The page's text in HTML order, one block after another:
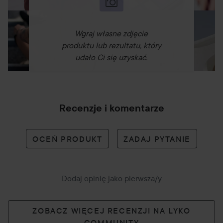
Wgraj własne zdjęcie
produktu lub rezultatu, który
udało Ci się uzyskać.
Recenzje i komentarze
OCEŃ PRODUKT ZADAJ PYTANIE
Dodaj opinię jako pierwsza/y
ZOBACZ WIĘCEJ RECENZJI NA LYKO